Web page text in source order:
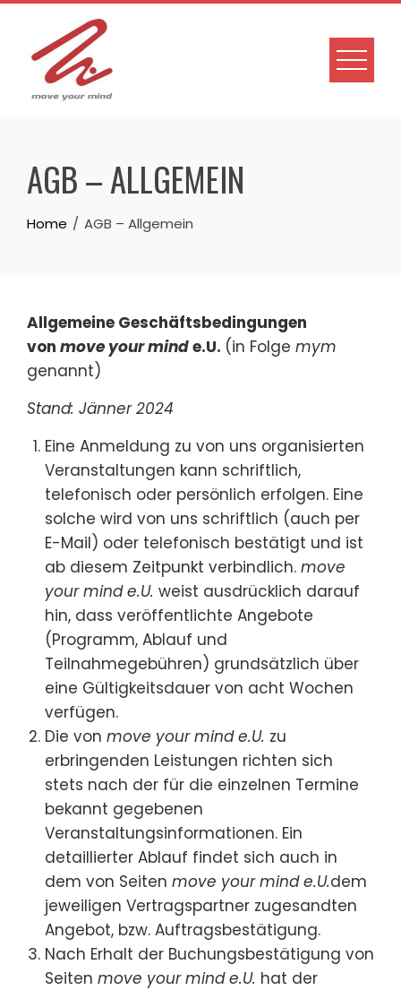
Skip
content
AGB – ALLGEMEIN
Home AGB – Allgemein
Allgemeine Geschäftsbedingungen
von move your minde.U. (in Folge mym
genannt)
Stand: Jänner 2024
Eine Anmeldung zu von uns organisierten
Veranstaltungen kann schriftlich,
telefonisch oder persönlich erfolgen. Eine
solche wird von uns schriftlich (auch per
E-Mail) oder telefonisch bestätigt und ist
ab diesem Zeitpunkt verbindlich. move
your mind e.U. weist ausdrücklich darauf
hin, dass veröffentlichte Angebote
(Programm, Ablauf und
Teilnahmegebühren) grundsätzlich über
eine Gültigkeitsdauer von acht Wochen
verfügen.
Die von move your mind e.U. zu
erbringenden Leistungen richten sich
stets nach der für die einzelnen Termine
bekannt gegebenen
Veranstaltungsinformationen. Ein
detaillierter Ablauf findet sich auch in
dem von Seiten move your mind e.U.dem
jeweiligen Vertragspartner zugesandten
Angebot, bzw. Auftragsbestätigung.
Nach Erhalt der Buchungsbestätigung von
Seiten move your mind e.U. hat der